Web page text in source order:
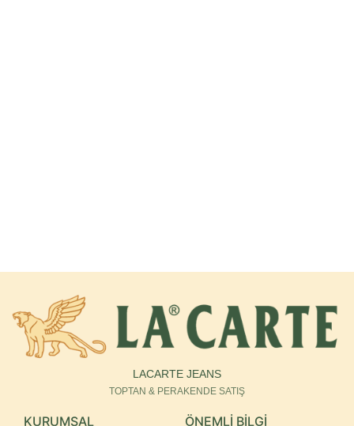
LACARTE JEANS
TOPTAN & PERAKENDE SATIŞ
KURUMSAL ÖNEMLİ BİLGİ